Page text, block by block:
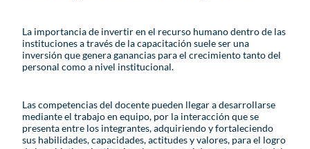
La importancia de invertir en el recurso humano dentro de las
instituciones a través de la capacitación suele ser una
inversión que genera ganancias para el crecimiento tanto del
personal como a nivel institucional.
Las competencias del docente pueden llegar a desarrollarse
mediante el trabajo en equipo, por la interacción que se
presenta entre los integrantes, adquiriendo y fortaleciendo
sus habilidades, capacidades, actitudes y valores, para el logro